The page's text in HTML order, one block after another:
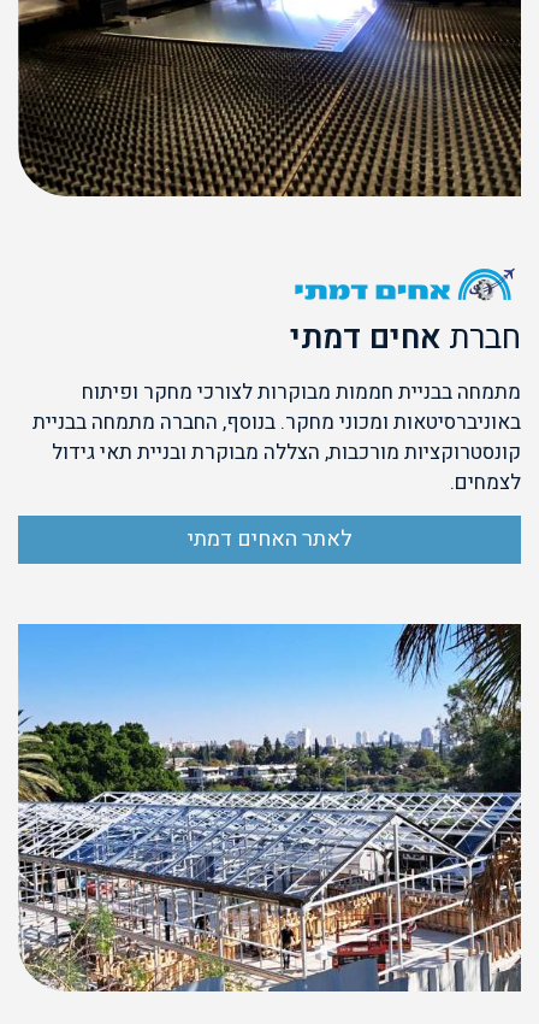
חברת אחים דמתי
מתמחה בבניית חממות מבוקרות לצורכי מחקר ופיתוח
באוניברסיטאות ומכוני מחקר. בנוסף, החברה מתמחה בבניית
קונסטרוקציות מורכבות, הצללה מבוקרת ובניית תאי גידול
לצמחים.
לאתר האחים דמתי